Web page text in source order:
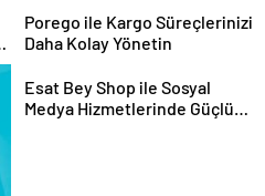
Porego ile Kargo Süreçlerinizi
Daha Kolay Yönetin
Esat Bey Shop ile Sosyal
Medya Hizmetlerinde Güçlü